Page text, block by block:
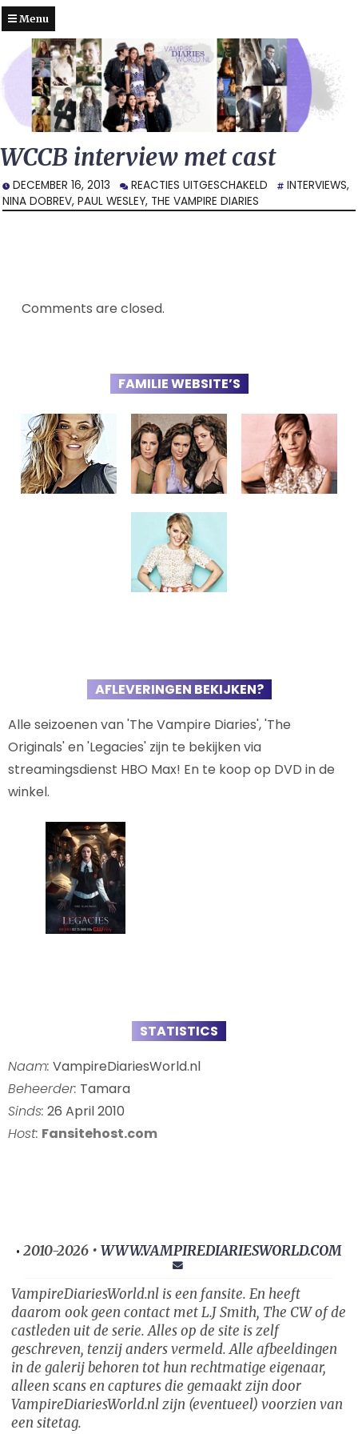
Menu
WCCB interview met cast
DECEMBER 16, 2013 REACTIES UITGESCHAKELD VOOR
INTERVIEW
INTERVIEWS,
NINA DOBREV, PAUL WESLEY, THE VAMPIRE DIARIES
Comments are closed.
FAMILIE WEBSITE’S
AFLEVERINGEN BEKIJKEN?
Alle seizoenen van 'The Vampire Diaries', 'The
Originals' en 'Legacies' zijn te bekijken via
streamingsdienst HBO Max! En te koop op DVD in de
winkel.
STATISTICS
Naam: VampireDiariesWorld.nl
Beheerder: Tamara
Sinds: 26 April 2010
Host: Fansitehost.com
• 2010-2026 • WWW.VAMPIREDIARIESWORLD.COM
VampireDiariesWorld.nl is een fansite. En heeft
daarom ook geen contact met L.J Smith, The CW of de
castleden uit de serie. Alles op de site is zelf
geschreven, tenzij anders vermeld. Alle afbeeldingen
in de galerij behoren tot hun rechtmatige eigenaar,
alleen scans en captures die gemaakt zijn door
VampireDiariesWorld.nl zijn (eventueel) voorzien van
een sitetag.